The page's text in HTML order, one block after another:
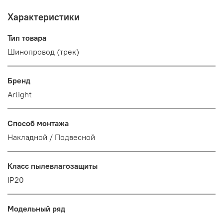
Характеристики
Тип товара
Шинопровод (трек)
Бренд
Arlight
Способ монтажа
Накладной / Подвесной
Класс пылевлагозащиты
IP20
Модельный ряд